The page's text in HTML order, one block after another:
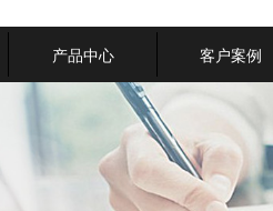
产品中心 客户案例